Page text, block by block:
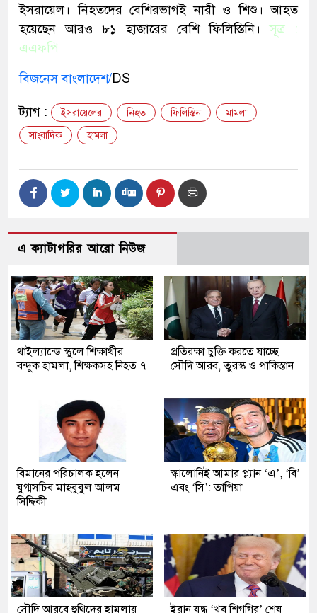
ইসরায়েল। নিহতদের বেশিরভাগই নারী ও শিশু। আহত
হয়েছেন আরও ৮১ হাজারের বেশি ফিলিস্তিনি।সূত্র :
এএফপি
বিজনেস বাংলাদেশ/DS
ট্যাগ : ইসরায়েলের নিহত ফিলিস্তিন
মামলা
সাংবাদিক
হামলা
এ ক্যাটাগরির আরো নিউজ
থাইল্যান্ডে স্কুলে শিক্ষার্থীর
বন্দুক হামলা, শিক্ষকসহ নিহত ৭
প্রতিরক্ষা চুক্তি করতে যাচ্ছে
সৌদি আরব, তুরস্ক ও পাকিস্তান
বিমানের পরিচালক হলেন
যুগ্মসচিব মাহবুবুল আলম
সিদ্দিকী
স্কালোনিই আমার প্ল্যান ‘এ’, ‘বি’
এবং ‘সি’: তাপিয়া
সৌদি আরবে হুথিদের হামলায় ইরান যুদ্ধ ‘খুব শিগগির’ শেষ